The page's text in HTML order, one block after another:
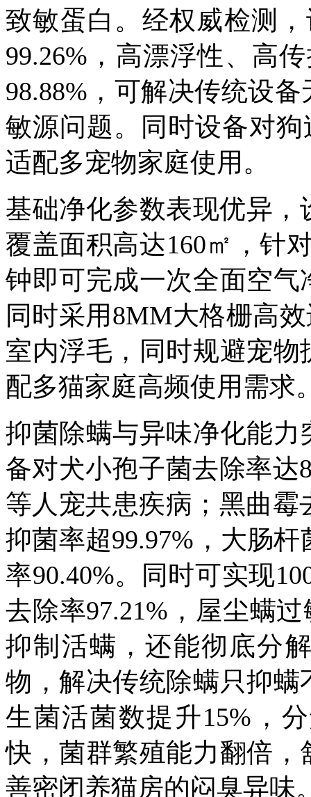
致敏蛋白。经权威检测
99.26% ，高漂浮性、高
98.88% ，可解决传统设
敏源问题。同时设备对狗
适配多宠物家庭使用。
基础净化参数表现优异，
覆盖面积高达160㎡，针
钟即可完成一次全面空
同时采用 8MM大格栅高
室内浮毛，同时规避宠
配多猫家庭高频使用需求
抑菌除螨与异味净化能
备对犬小孢子菌去除率达
等人宠共患疾病；黑曲霉
抑菌率超99.97% ，大肠
率90.40%。同时可实现
去除率97.21% ，屋尘螨
抑制活螨，还能彻底分
物，解决传统除螨只抑
生菌活菌数提升15% ，
快，菌群繁殖能力翻倍
善密闭养猫房的闷臭异味